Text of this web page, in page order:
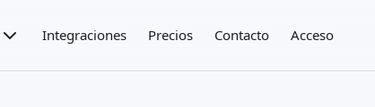
Integraciones Precios Contacto Acceso